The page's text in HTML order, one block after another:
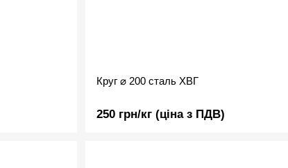
Круг ⌀ 200 сталь ХВГ
250 грн/кг (ціна з ПДВ)